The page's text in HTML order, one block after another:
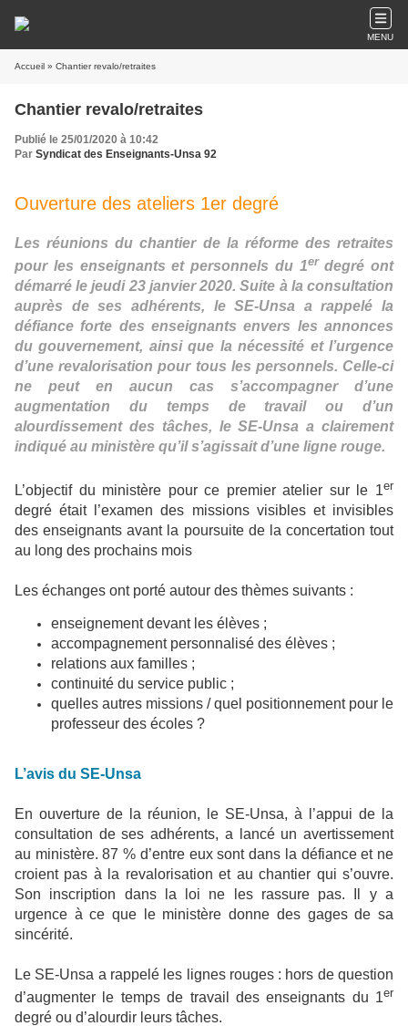
MENU
Accueil » Chantier revalo/retraites
Chantier revalo/retraites
Publié le 25/01/2020 à 10:42
Par Syndicat des Enseignants-Unsa 92
Ouverture des ateliers 1er degré
Les réunions du chantier de la réforme des retraites
pour les enseignants et personnels du 1erdegré ont
démarré le jeudi 23 janvier 2020. Suite à la consultation
auprès de ses adhérents, le SE-Unsa a rappelé la
défiance forte des enseignants envers les annonces
du gouvernement, ainsi que la nécessité et l’urgence
d’une revalorisation pour tous les personnels. Celle-ci
ne peut en aucun cas s’accompagner d’une
augmentation du temps de travail ou d’un
alourdissement des tâches, le SE-Unsa a clairement
indiqué au ministère qu’il s’agissait d’une ligne rouge.
L’objectif du ministère pour ce premier atelier sur le 1er
degré était l’examen des missions visibles et invisibles
des enseignants avant la poursuite de la concertation tout
au long des prochains mois
Les échanges ont porté autour des thèmes suivants :
enseignement devant les élèves ;
accompagnement personnalisé des élèves ;
relations aux familles ;
continuité du service public ;
quelles autres missions / quel positionnement pour le
professeur des écoles ?
L’avis du SE-Unsa
En ouverture de la réunion, le SE-Unsa, à l’appui de la
consultation de ses adhérents, a lancé un avertissement
au ministère. 87 % d’entre eux sont dans la défiance et ne
croient pas à la revalorisation et au chantier qui s’ouvre.
Son inscription dans la loi ne les rassure pas. Il y a
urgence à ce que le ministère donne des gages de sa
sincérité.
Le SE-Unsa a rappelé les lignes rouges : hors de question
d’augmenter le temps de travail des enseignants du 1er
degré ou d’alourdir leurs tâches.